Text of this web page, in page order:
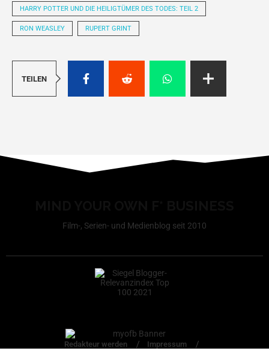
HARRY POTTER UND DIE HEILIGTÜMER DES TODES: TEIL 2
RON WEASLEY RUPERT GRINT
TEILEN
Film-, Serien- und Medienblog seit 2010
Redakteur werden
Impressum